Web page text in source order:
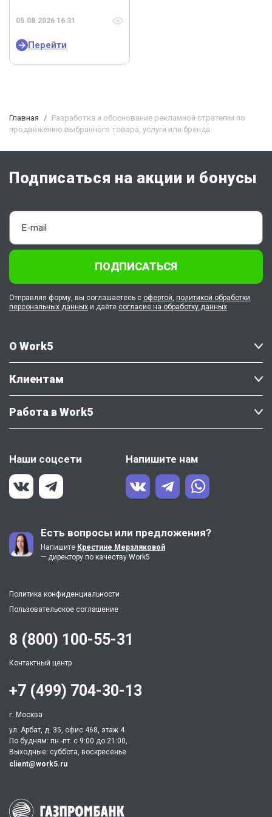
05.08.2026 16:31
Перейти
Главная
Разработка и обоснование рекламной стратегии по
продвижению выбранного товара, услуги или бренда
О Work5
Клиентам
Работа в Work5
Наши соцсети Напишите нам
Есть вопросы или предложения?
Напишите Крестине Мерзляковой
— директору по качеству Work5
Политика конфиденциальности
Пользовательское соглашение
Подписаться на акции и бонусы
ПОДПИСАТЬСЯ
Отправляя форму, вы соглашаетесь с офертой, политикой обработки
персональных данных и даёте согласие на обработку данных
8 (800) 100-55-31
Контактный центр
+7 (499) 704-30-13
г. Москва
ул. Арбат, д. 35, офис 468, этаж 4
По будням: пн.-пт. c 9:00 до 21:00,
Выходные: суббота, воскресенье
client@work5.ru